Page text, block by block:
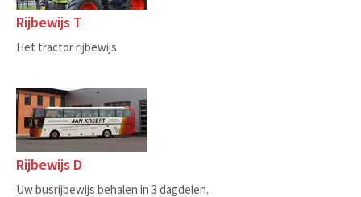
Rijbewijs T
Het tractor rijbewijs
Rijbewijs D
Uw busrijbewijs behalen in 3 dagdelen.